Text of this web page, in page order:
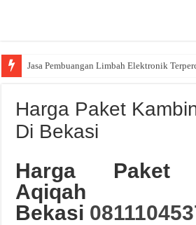
Jasa Pembuangan Limbah Elektronik
Harga Paket
Di Bekasi
Harga Paket
Bekasi